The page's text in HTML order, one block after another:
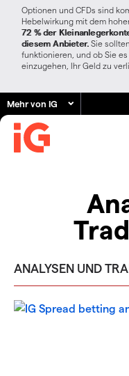
Optionen und CFDs sind
Hebelwirkung mit dem
72 % der
diesem Anbieter. Sie
funktionieren, und ob Sie
einzugehen, Ihr Geld zu
Mehr von IG
ANALYSEN UND